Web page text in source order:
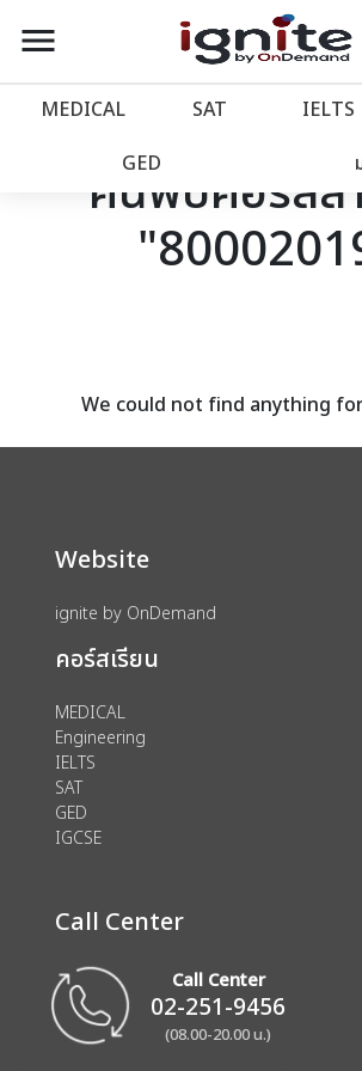
account_balance หน้าแรก
เว็บไซต์อิกไนท์
โปรโมชั่น
assignment ลงทะเบียน
menu
MEDICAL SAT IELTS
GED
ค้นพบคอร์สส
We could not find anything
Website
ignite by OnDemand
คอร์สเรียน
MEDICAL
Engineering
IELTS
SAT
GED
IGCSE
Call Center
Call Center
02-251-9456
(08.00-20.00 น.)